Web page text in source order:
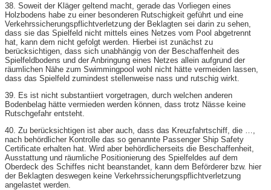
38. Soweit der Kläger geltend macht, gerade das Vorliegen eines
Holzbodens habe zu einer besonderen Rutschigkeit geführt und eine
Verkehrssicherungspflichtverletzung der Beklagten sei darin zu sehen,
dass sie das Spielfeld nicht mittels eines Netzes vom Pool abgetrennt
hat, kann dem nicht gefolgt werden. Hierbei ist zunächst zu
berücksichtigen, dass sich unabhängig von der Beschaffenheit des
Spielfeldbodens und der Anbringung eines Netzes allein aufgrund der
räumlichen Nähe zum Swimmingpool wohl nicht hätte vermeiden lassen,
dass das Spielfeld zumindest stellenweise nass und rutschig wirkt.
39. Es ist nicht substantiiert vorgetragen, durch welchen anderen
Bodenbelag hätte vermieden werden können, dass trotz Nässe keine
Rutschgefahr entsteht.
40. Zu berücksichtigen ist aber auch, dass das Kreuzfahrtschiff, die …,
nach behördlicher Kontrolle das so genannte Passenger Ship Safety
Certificate erhalten hat. Wird aber behördlicherseits die Beschaffenheit,
Ausstattung und räumliche Positionierung des Spielfeldes auf dem
Oberdeck des Schiffes nicht beanstandet, kann dem Beförderer bzw. hier
der Beklagten deswegen keine Verkehrssicherungspflichtverletzung
angelastet werden.